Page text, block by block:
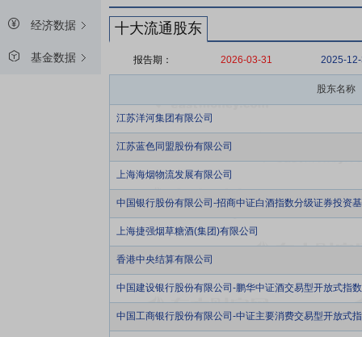
经济数据
基金数据
十大流通股东
报告期： 2026-03-31 2025-
股东名称
江苏洋河集团有限公司
江苏蓝色同盟股份有限公司
上海海烟物流发展有限公司
中国银行股份有限公司-招商中证白酒指数分级证券投资
上海捷强烟草糖酒(集团)有限公司
香港中央结算有限公司
中国建设银行股份有限公司-鹏华中证酒交易型开放式指
中国工商银行股份有限公司-中证主要消费交易型开放式